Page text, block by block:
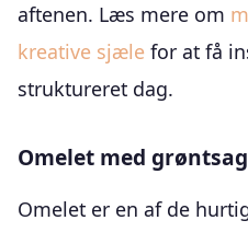
aftenen. Læs mere om
kreative sjæle for at få
struktureret dag.
Omelet med
Omelet er en af de